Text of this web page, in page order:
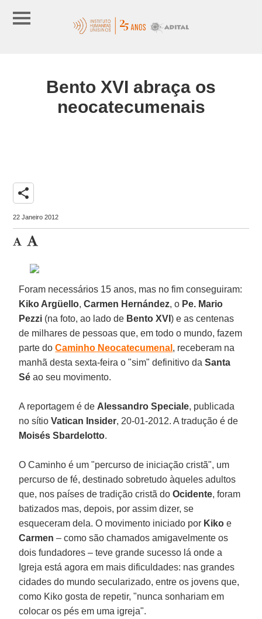
Bento XVI abraça os
neocatecumenais
share
22 Janeiro 2012
Foram necessários 15 anos, mas no fim conseguiram:
Kiko Argüello,Carmen Hernández, o Pe. Mario
Pezzi (na foto, ao lado de Bento XVI) e as centenas
de milhares de pessoas que, em todo o mundo, fazem
parte doCaminho Neocatecumenal , receberam na
manhã desta sexta-feira o "sim" definitivo daSanta
Séao seu movimento.
A reportagem é de Alessandro Speciale, publicada
no sítioVatican Insider, 20-01-2012. A tradução é de
Moisés Sbardelotto.
O Caminho é um "percurso de iniciação cristã", um
percurso de fé, destinado sobretudo àqueles adultos
que, nos países de tradição cristã doOcidente, foram
batizados mas, depois, por assim dizer, se
esqueceram dela. O movimento iniciado por Kikoe
Carmen– como são chamados amigavelmente os
dois fundadores – teve grande sucesso lá onde a
Igreja está agora em mais dificuldades: nas grandes
cidades do mundo secularizado, entre os jovens que,
como Kiko gosta de repetir, "nunca sonhariam em
colocar os pés em uma igreja".